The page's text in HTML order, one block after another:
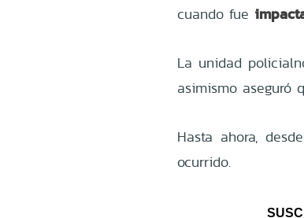
cuando fue
La unidad
asimismo aseguró
Hasta ahora,
ocurrido.